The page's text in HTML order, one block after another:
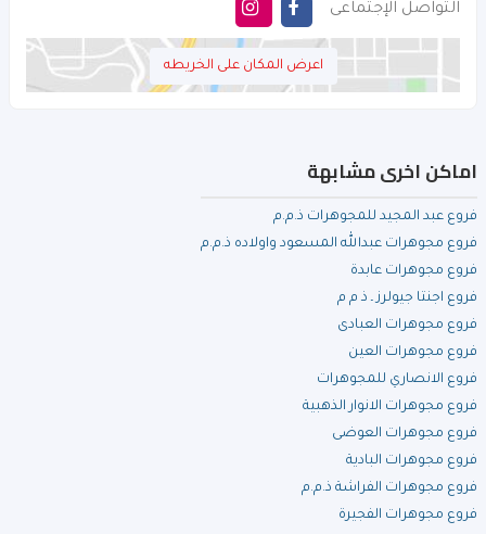
التواصل الإجتماعى
اعرض المكان على الخريطه
اماكن اخرى مشابهة
فروع عبد المجيد للمجوهرات ذ.م.م
فروع مجوهرات عبدالله المسعود واولاده ذ.م.م
فروع مجوهرات عابدة
فروع اجنتا جيولرز ـ ذ م م
فروع مجوهرات العبادى
فروع مجوهرات العين
فروع الانصاري للمجوهرات
فروع مجوهرات الانوار الذهبية
فروع مجوهرات العوضى
فروع مجوهرات البادية
فروع مجوهرات الفراشة ذ.م.م
فروع مجوهرات الفجيرة